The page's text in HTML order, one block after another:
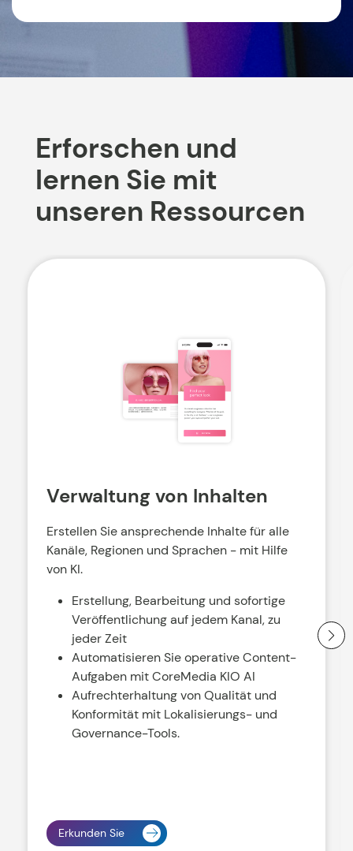
Erforschen und
lernen Sie mit
unseren Ressourcen
Verwaltung von Inhalten
Erstellen Sie ansprechende Inhalte für alle
Kanäle, Regionen und Sprachen - mit Hilfe
von KI.
Erstellung, Bearbeitung und sofortige
Veröffentlichung auf jedem Kanal, zu
jeder Zeit
Automatisieren Sie operative Content-
Aufgaben mit CoreMedia KIO AI
Aufrechterhaltung von Qualität und
Konformität mit Lokalisierungs- und
Governance-Tools.
Erkunden Sie